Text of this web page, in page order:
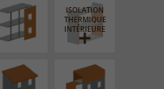
ISOLATION
THERMIQUE
INTÉRIEURE
DES
TOITURES
SURÉLÉVATION
EXTENSION
PROCÉDÉ